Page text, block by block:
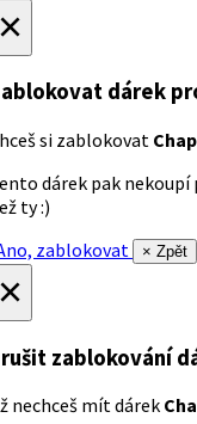
dárek
si zablokovat
dárek pak nekoupí
ty :)
zablokovat
× Zpět
zablokování
nechceš mít dárek